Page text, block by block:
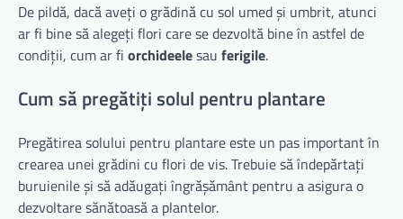
De pildă, dacă aveți o grădină cu sol umed și umbrit, atunci
ar fi bine să alegeți flori care se dezvoltă bine în astfel de
condiții, cum ar fi orchideelesau ferigile.
Cum să pregătiți solul pentru plantare
Pregătirea solului pentru plantare este un pas important în
crearea unei grădini cu flori de vis. Trebuie să îndepărtați
buruienile și să adăugați îngrășământ pentru a asigura o
dezvoltare sănătoasă a plantelor.